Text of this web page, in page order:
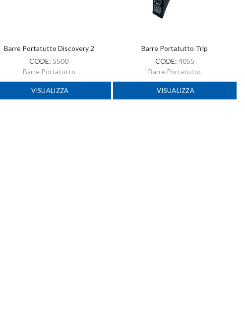
Barre Portatutto Discovery 2
CODE: 5500
Barre Portatutto
VISUALIZZA
Barre Portatutto Trip
CODE: 4055
Barre Portatutto
VISUALIZZA